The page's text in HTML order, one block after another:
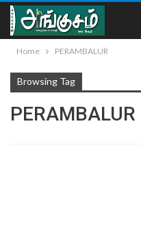
Home PERAMBALUR
Browsing Tag
PERAMBALUR